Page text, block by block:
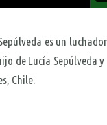
es un
de Lucía Sepúlveda
Chile.